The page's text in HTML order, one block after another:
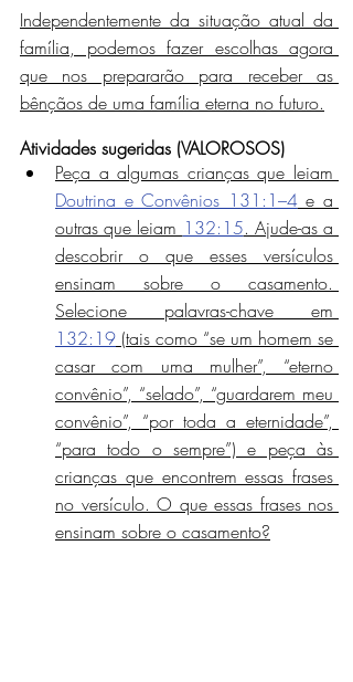
Independentemente da situação atual da
família, podemos fazer escolhas agora
que nos prepararão para receber as
bênçãos de uma família eterna no futuro.
Atividades sugeridas (VALOROSOS)
Doutrina e Convênios 131:1–4 e a
outras que leiam 132:15. Ajude-as a
descobrir o que esses versículos
ensinam sobre o casamento.
132:19 (tais como “se um homem se
casar com uma mulher”, “eterno
convênio”, “selado”, “guardarem meu
convênio”, “por toda a eternidade”,
“para todo o sempre”) e peça às
crianças que encontrem essas frases
no versículo. O que essas frases nos
ensinam sobre o casamento?